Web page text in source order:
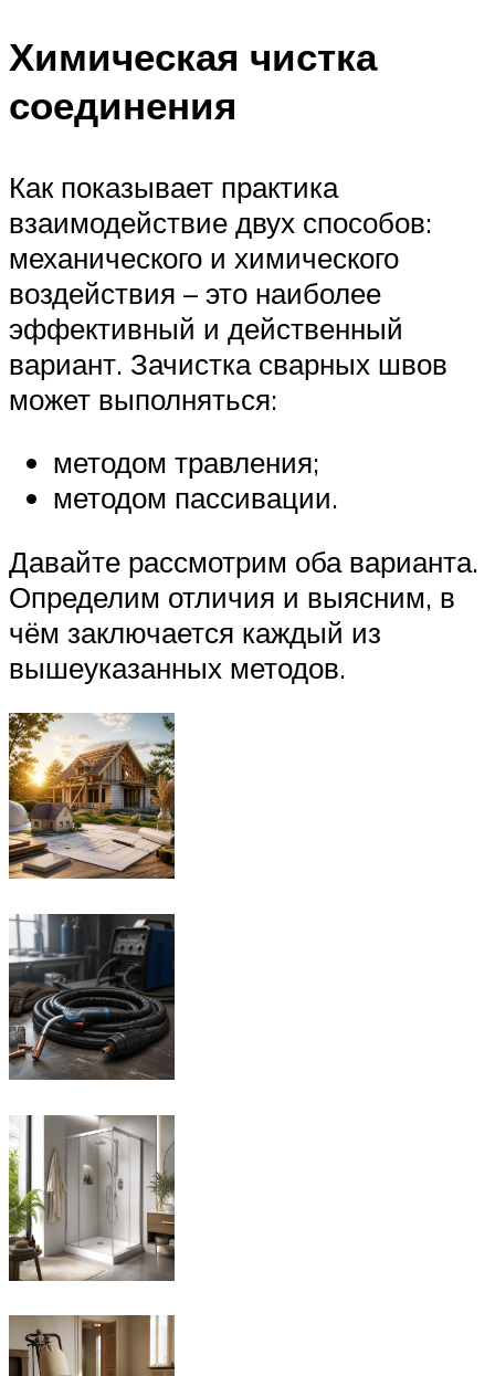
Химическая чистка
соединения
Как показывает практика
взаимодействие двух способов:
механического и химического
воздействия – это наиболее
эффективный и действенный
вариант. Зачистка сварных швов
может выполняться:
методом травления;
методом пассивации.
Давайте рассмотрим оба варианта.
Определим отличия и выясним, в
чём заключается каждый из
вышеуказанных методов.